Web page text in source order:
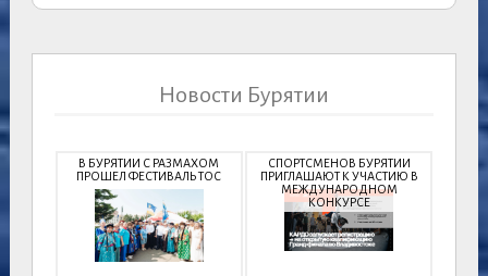
Новости Бурятии
В БУРЯТИИ С РАЗМАХОМ
ПРОШЕЛ ФЕСТИВАЛЬ ТОС
СПОРТСМЕНОВ БУРЯТИИ
ПРИГЛАШАЮТ К УЧАСТИЮ В
МЕЖДУНАРОДНОМ
КОНКУРСЕ